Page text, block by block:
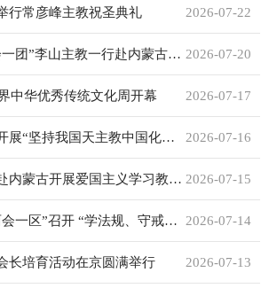
2026-07-22
行常彦峰主教祝圣典礼
2026-07-20
李山主教一行赴内蒙古天主教调研
2026-07-17
中华优秀传统文化周开幕
2026-07-16
我国天主教中国化方向”讲道交流活动
2026-07-15
蒙古开展爱国主义学习教育活动
2026-07-14
法规、守戒律、重修为、树形象” 教育活动总结会议
2026-07-13
长培育活动在京圆满举行